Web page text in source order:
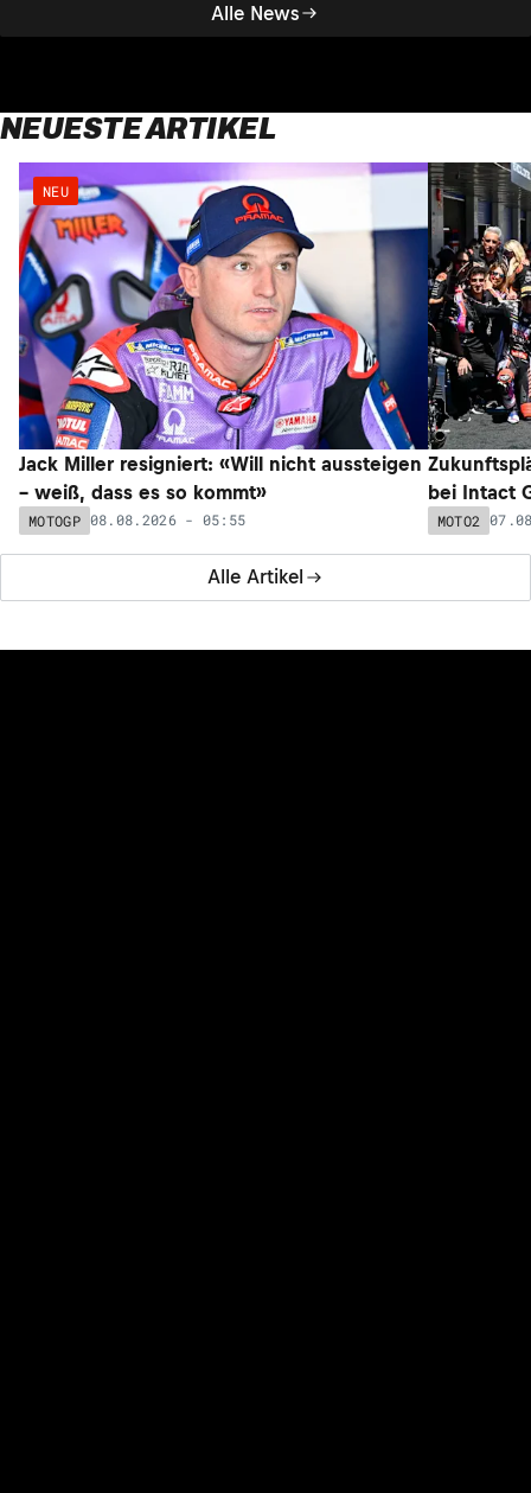
Alle News
NEUESTE ARTIKEL
Alle Artikel
NEU
Jack Miller resigniert: «Will nicht aussteigen
– weiß, dass es so kommt»
MOTOGP 08.08.2026 - 05:55
bei Intact
MOTO2